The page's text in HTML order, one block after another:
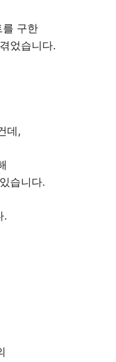
를 구한
었습니다.
데,
습니다.
.